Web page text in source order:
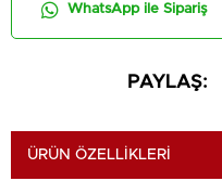
WhatsApp ile Sipariş
PAYLAŞ:
ÜRÜN ÖZELLIKLERI